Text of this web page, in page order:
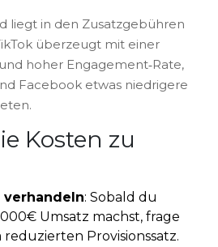
liegt in den Zusatzgebühren
überzeugt mit einer
hoher Engagement‑Rate,
Facebook etwas niedrigere
Kosten zu
verhandeln: Sobald du
Umsatz machst, frage
reduzierten Provisionssatz.